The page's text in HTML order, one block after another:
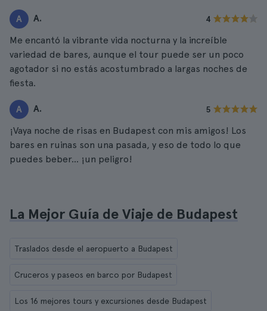
A A. 4
Me encantó la vibrante vida nocturna y la increíble
variedad de bares, aunque el tour puede ser un poco
agotador si no estás acostumbrado a largas noches de
fiesta.
A A. 5
¡Vaya noche de risas en Budapest con mis amigos! Los
bares en ruinas son una pasada, y eso de todo lo que
puedes beber... ¡un peligro!
La Mejor Guía de Viaje de Budapest
Traslados desde el aeropuerto a Budapest
Cruceros y paseos en barco por Budapest
Los 16 mejores tours y excursiones desde Budapest